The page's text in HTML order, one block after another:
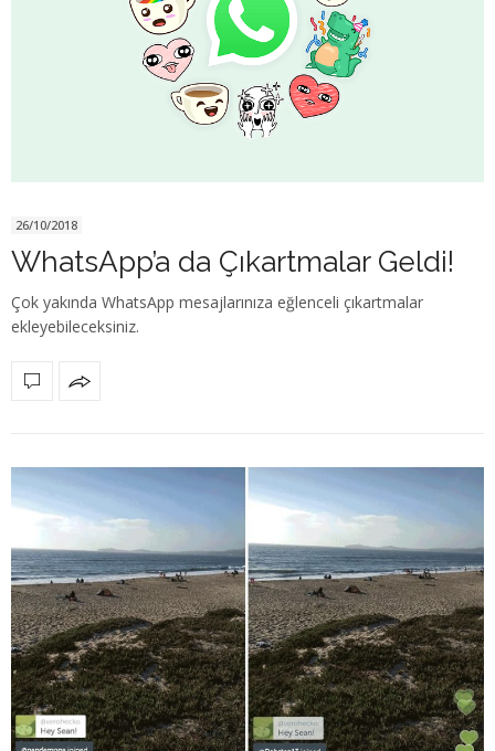
26/10/2018
WhatsApp’a da Çıkartmalar Geldi!
Çok yakında WhatsApp mesajlarınıza eğlenceli çıkartmalar
ekleyebileceksiniz.